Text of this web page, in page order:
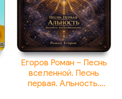
Егоров Роман – Песнь
вселенной. Песнь
первая. Альность.